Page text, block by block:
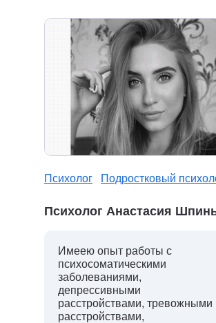
Психолог Подростковый
Психолог Анастасия
Имеею опыт работы с
психосоматическими
заболеваниями,
депрессивными
расстройствами, тревожными
расстройствами,